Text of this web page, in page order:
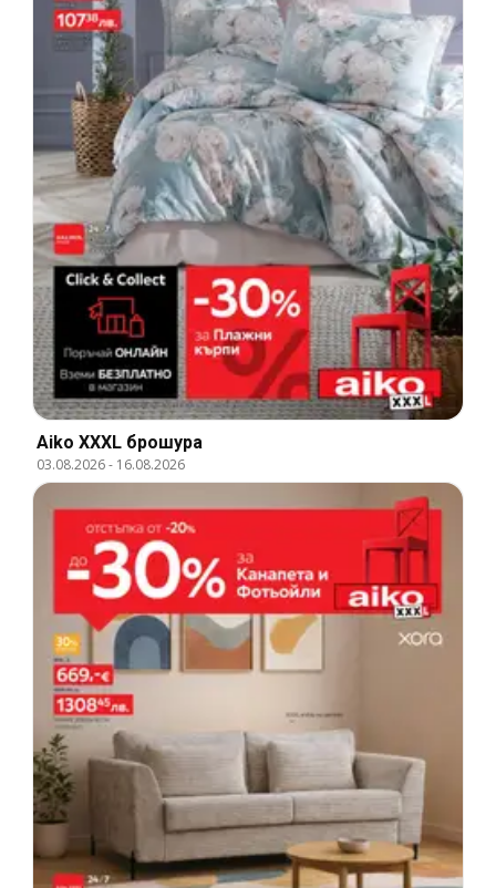
Aiko XXXL брошура
03.08.2026- 16.08.2026